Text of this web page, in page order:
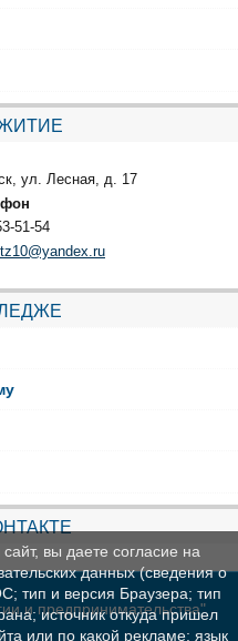
ул. Лесная, д. 17
51-54
и предпринимательства"
вы даете согласие на
данных (сведения о
тип и версия Браузера; тип
источник откуда пришел
или по какой рекламе; язык